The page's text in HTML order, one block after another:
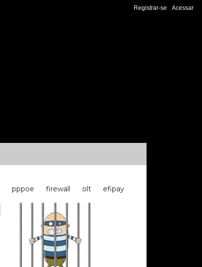
Registrar-se Acessar
pppoe firewall olt
efipay